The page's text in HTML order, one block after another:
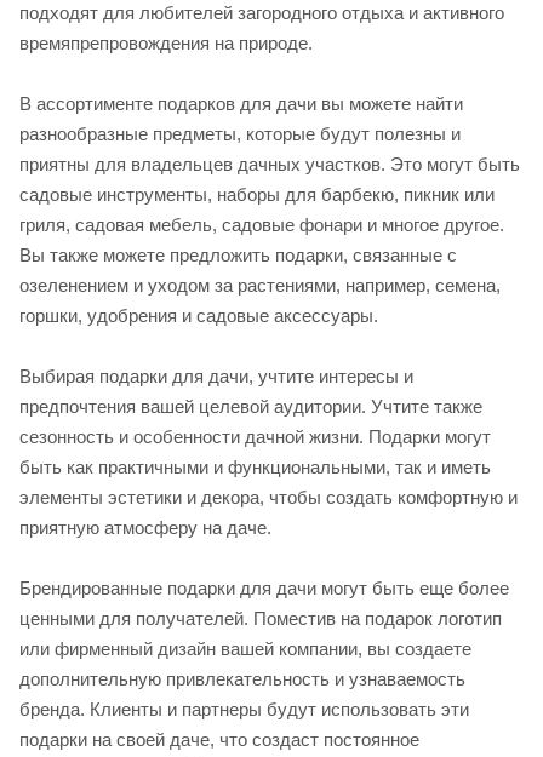
подходят для любителей загородного отдыха и активного
времяпрепровождения на природе.
В ассортименте подарков для дачи вы можете найти
разнообразные предметы, которые будут полезны и
приятны для владельцев дачных участков. Это могут быть
садовые инструменты, наборы для барбекю, пикник или
гриля, садовая мебель, садовые фонари и многое другое.
Вы также можете предложить подарки, связанные с
озеленением и уходом за растениями, например, семена,
горшки, удобрения и садовые аксессуары.
Выбирая подарки для дачи, учтите интересы и
предпочтения вашей целевой аудитории. Учтите также
сезонность и особенности дачной жизни. Подарки могут
быть как практичными и функциональными, так и иметь
элементы эстетики и декора, чтобы создать комфортную и
приятную атмосферу на даче.
Брендированные подарки для дачи могут быть еще более
ценными для получателей. Поместив на подарок логотип
или фирменный дизайн вашей компании, вы создаете
дополнительную привлекательность и узнаваемость
бренда. Клиенты и партнеры будут использовать эти
подарки на своей даче, что создаст постоянное